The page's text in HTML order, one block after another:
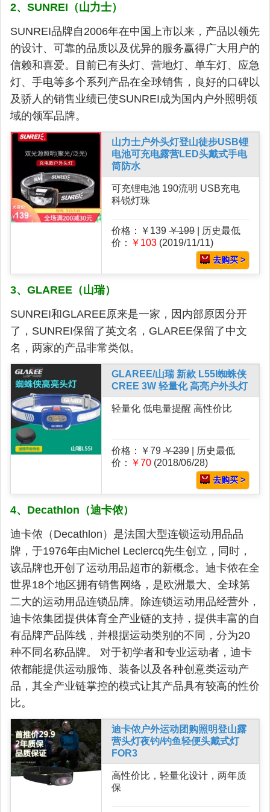
2、SUNREI（山力士）
SUNREI品牌自2006年在中国上市以来，产品以领先
的设计、可靠的品质以及优异的服务赢得广大用户的
信赖和喜爱。目前已有头灯、营地灯、单车灯、应急
灯、手电等多个系列产品在全球销售，良好的口碑以
及骄人的销售业绩已使SUNREI成为国内户外照明领
域的领军品牌。
山力士户外头灯登山徒步USB锂
电池可充电露营LED头戴式手电
筒防水
可充锂电池 190流明 USB充电
科锐灯珠
价格：￥139 ￥199 | 历史最低
价：
￥103 (2019/11/11)
去购买 >
3、GLAREE（山瑞）
SUNREI和GLAREE原来是一家，因内部原因分开
了，SUNREI保留了英文名，GLAREE保留了中文
名，两家的产品非常类似。
GLAREE/山瑞 新款 L55I蜘蛛侠
CREE 3W 轻量化 高亮户外头灯
轻量化 低电量提醒 高性价比
价格：￥79 ￥239 | 历史最低
价：
￥70 (2018/06/28)
去购买 >
4、Decathlon（迪卡侬）
迪卡侬（Decathlon）是法国大型连锁运动用品品
牌，于1976年由Michel Leclercq先生创立，同时，
该品牌也开创了运动用品超市的新概念。迪卡侬在全
世界18个地区拥有销售网络，是欧洲最大、全球第
二大的运动用品连锁品牌。除连锁运动用品经营外，
迪卡侬集团提供体育全产业链的支持，提供丰富的自
有品牌产品阵线，并根据运动类别的不同，分为20
种不同名称品牌。 对于初学者和专业运动者，迪卡
侬都能提供运动服饰、装备以及各种创意类运动产
品，其全产业链掌控的模式让其产品具有较高的性价
比。
迪卡侬户外运动团购照明登山露
营头灯夜钓/钓鱼轻便头戴式灯
FOR3
高性价比，轻量化设计，两年质
保